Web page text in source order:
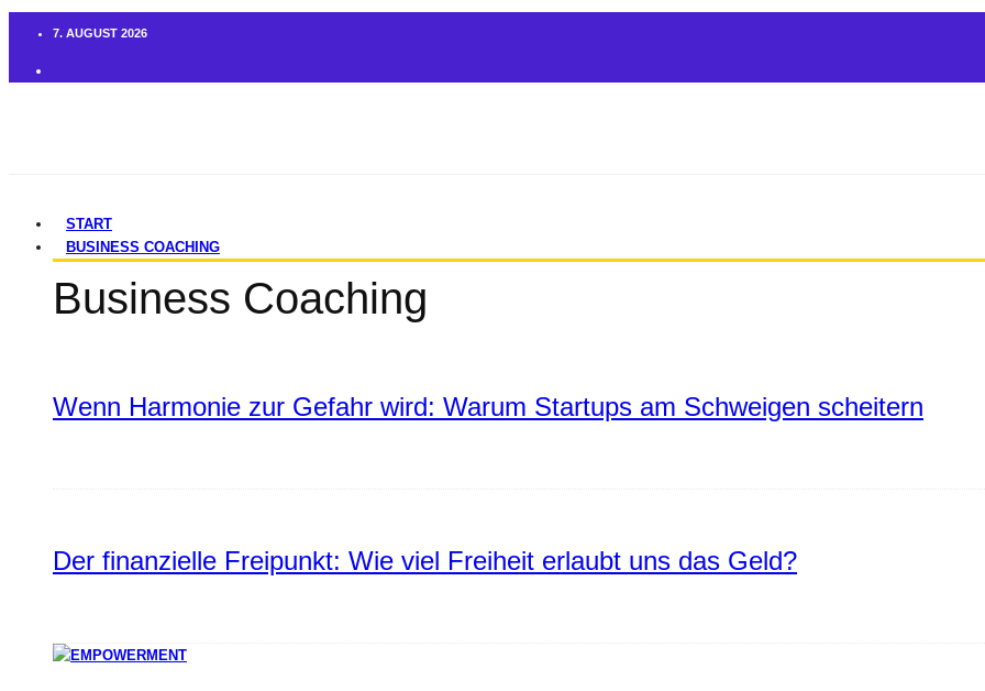
7. AUGUST 2026
START
BUSINESS COACHING
Business Coaching
Wenn Harmonie zur Gefahr wird: Warum Startups am Schweigen scheitern
Der finanzielle Freipunkt: Wie viel Freiheit erlaubt uns das Geld?